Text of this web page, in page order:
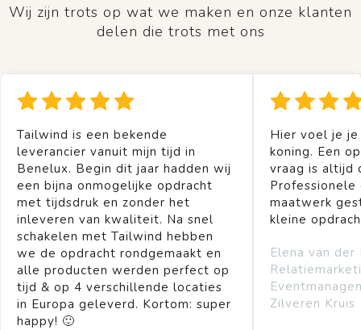
Wij zijn trots op wat we maken en onze klanten
delen die trots met ons
Tailwind is een bekende
leverancier vanuit mijn tijd in
Benelux. Begin dit jaar hadden wij
een bijna onmogelijke opdracht
met tijdsdruk en zonder het
inleveren van kwaliteit. Na snel
schakelen met Tailwind hebben
we de opdracht rondgemaakt en
alle producten werden perfect op
tijd & op 4 verschillende locaties
in Europa geleverd. Kortom: super
happy! 🙂
Hier voel je
koning. Een
vraag is altijd
Professionele
maatwerk
kleine
Elena van der
Zilveren Kruis